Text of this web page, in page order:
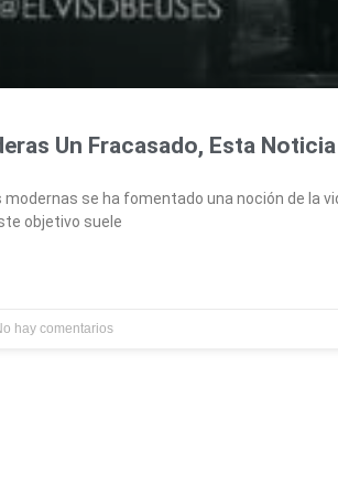
Un Fracasado, Esta
modernas se ha fomentado una noción de la
objetivo suele
hay comentarios